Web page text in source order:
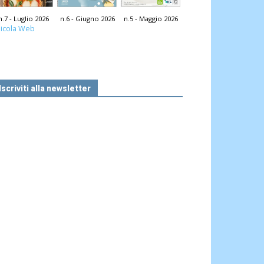
- Luglio 2026 n.6 - Giugno 2026 n.5 - Maggio 2026
Web
alla newsletter